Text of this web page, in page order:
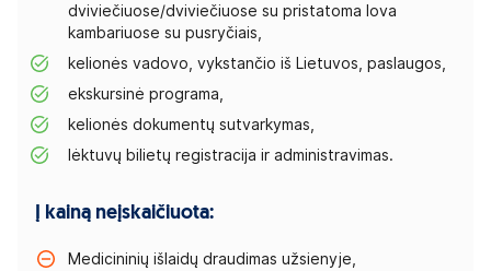
dviviečiuose/dviviečiuose su pristatoma lova
kambariuose su pusryčiais,
kelionės vadovo, vykstančio iš Lietuvos, paslaugos,
ekskursinė programa,
kelionės dokumentų sutvarkymas,
lėktuvų bilietų registracija ir administravimas.
Į kainą neįskaičiuota:
Medicininių išlaidų draudimas užsienyje,